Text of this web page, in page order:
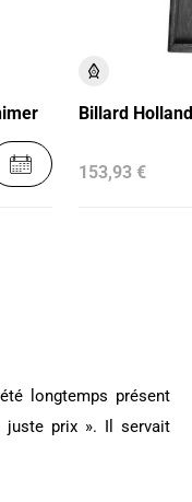
Billard
153,93 €
longtemps présent
juste prix ». Il servait